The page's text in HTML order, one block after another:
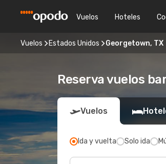
Vuelos Hoteles
Vuelos Estados Unidos Georgetown, TX
Reserva vuelos
Vuelos
Ida y vuelta Solo ida